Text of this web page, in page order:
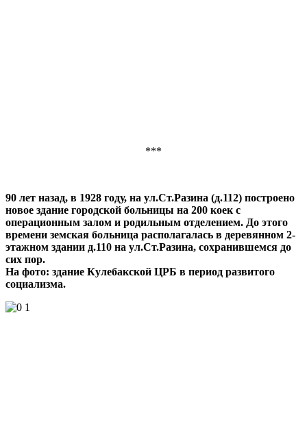
***
90 лет назад, в 1928 году, на ул.Ст.Разина (д.112) построено
новое здание городской больницы на 200 коек с
операционным залом и родильным отделением. До этого
времени земская больница располагалась в деревянном 2-
этажном здании д.110 на ул.Ст.Разина, сохранившемся до
сих пор.
На фото: здание Кулебакской ЦРБ в период развитого
социализма.